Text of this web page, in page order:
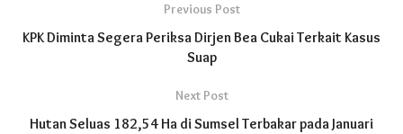
Previous Post
KPK Diminta Segera Periksa Dirjen Bea Cukai Terkait Kasus
Suap
Next Post
Hutan Seluas 182,54 Ha di Sumsel Terbakar pada Januari